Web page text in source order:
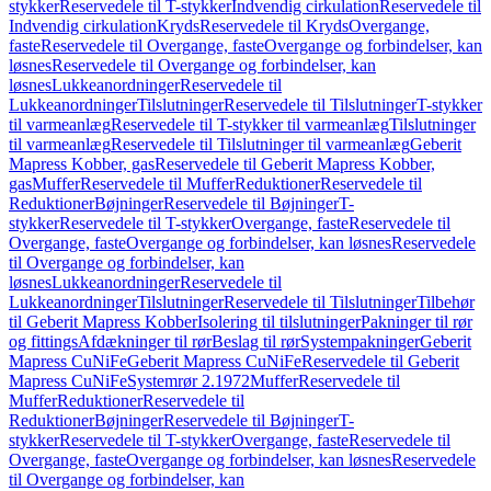
stykkerReservedele til T-stykkerIndvendig cirkulationReservedele til
Indvendig cirkulationKrydsReservedele til KrydsOvergange,
fasteReservedele til Overgange, fasteOvergange og forbindelser, kan
løsnesReservedele til Overgange og forbindelser, kan
løsnesLukkeanordningerReservedele til
LukkeanordningerTilslutningerReservedele til TilslutningerT-stykker
til varmeanlægReservedele til T-stykker til varmeanlægTilslutninger
til varmeanlægReservedele til Tilslutninger til varmeanlægGeberit
Mapress Kobber, gasReservedele til Geberit Mapress Kobber,
gasMufferReservedele til MufferReduktionerReservedele til
ReduktionerBøjningerReservedele til BøjningerT-
stykkerReservedele til T-stykkerOvergange, fasteReservedele til
Overgange, fasteOvergange og forbindelser, kan løsnesReservedele
til Overgange og forbindelser, kan
løsnesLukkeanordningerReservedele til
LukkeanordningerTilslutningerReservedele til TilslutningerTilbehør
til Geberit Mapress KobberIsolering til tilslutningerPakninger til rør
og fittingsAfdækninger til rørBeslag til rørSystempakningerGeberit
Mapress CuNiFeGeberit Mapress CuNiFeReservedele til Geberit
Mapress CuNiFeSystemrør 2.1972MufferReservedele til
MufferReduktionerReservedele til
ReduktionerBøjningerReservedele til BøjningerT-
stykkerReservedele til T-stykkerOvergange, fasteReservedele til
Overgange, fasteOvergange og forbindelser, kan løsnesReservedele
til Overgange og forbindelser, kan